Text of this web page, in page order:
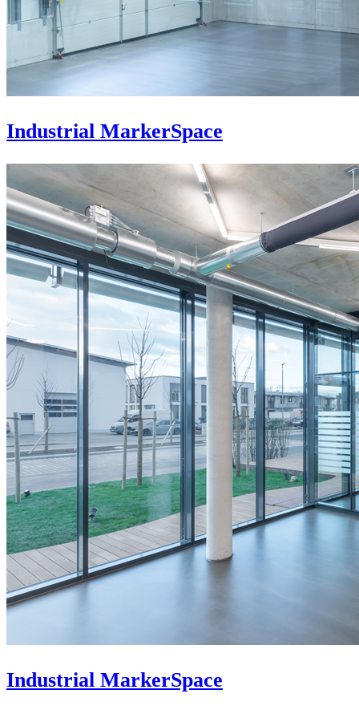
Industrial MarkerSpace
Industrial MarkerSpace